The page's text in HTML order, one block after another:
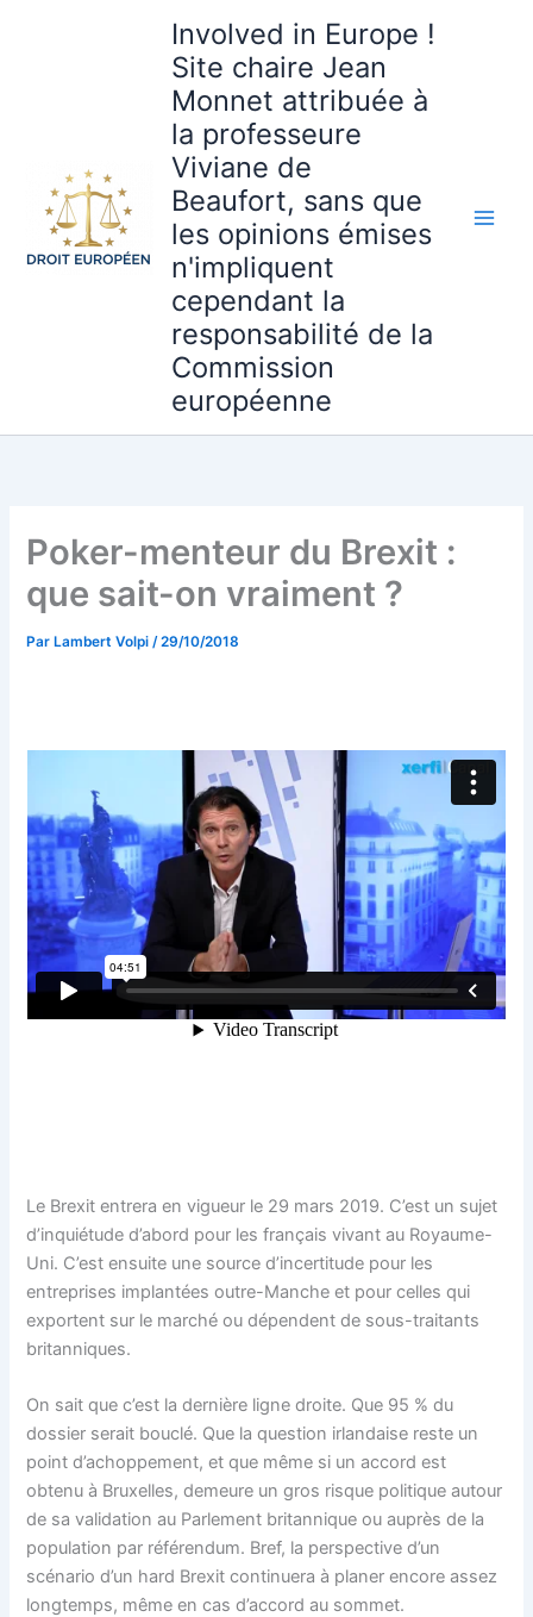
Involved in Europe !
Site chaire Jean
Monnet attribuée à
la professeure
Viviane de
Beaufort, sans que
les opinions émises
n'impliquent
cependant la
responsabilité de la
Commission
européenne
Poker-menteur du Brexit :
que sait-on vraiment ?
Par Lambert Volpi/29/10/2018
Le Brexit entrera en vigueur le 29 mars 2019. C’est un sujet
d’inquiétude d’abord pour les français vivant au Royaume-
Uni. C’est ensuite une source d’incertitude pour les
entreprises implantées outre-Manche et pour celles qui
exportent sur le marché ou dépendent de sous-traitants
britanniques.
On sait que c’est la dernière ligne droite. Que 95 % du
dossier serait bouclé. Que la question irlandaise reste un
point d’achoppement, et que même si un accord est
obtenu à Bruxelles, demeure un gros risque politique autour
de sa validation au Parlement britannique ou auprès de la
population par référendum. Bref, la perspective d’un
scénario d’un hard Brexit continuera à planer encore assez
longtemps, même en cas d’accord au sommet.